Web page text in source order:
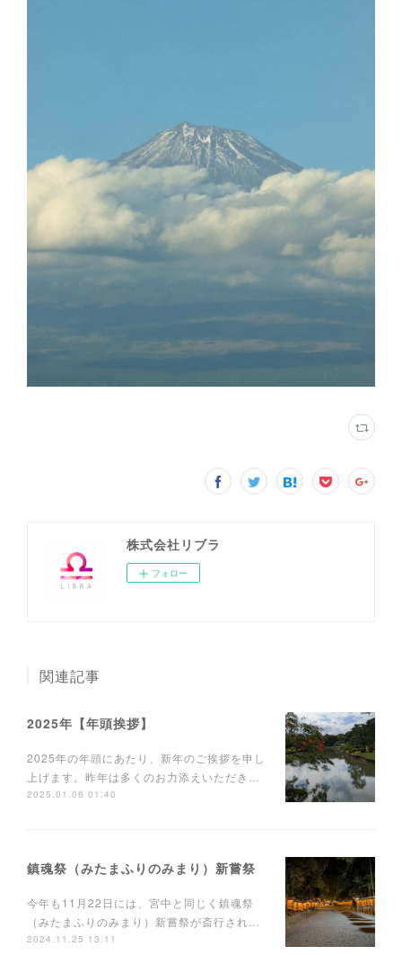
株式会社リブラ
フォロー
関連記事
2025年【年頭挨拶】
2025年の年頭にあたり、新年のご挨拶を申し
上げます。昨年は多くのお力添えいただき…
2025.01.06 01:40
鎮魂祭（みたまふりのみまり）新嘗祭
今年も11月22日には、宮中と同じく鎮魂祭
（みたまふりのみまり）新嘗祭が斎行され…
2024.11.25 13:11